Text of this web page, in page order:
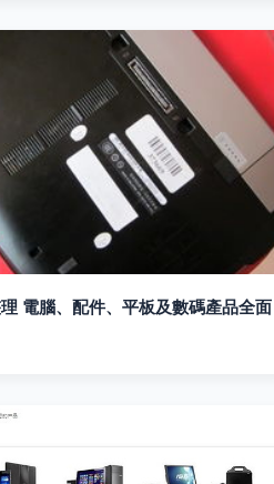
電腦、配件、平板及數碼產品全面